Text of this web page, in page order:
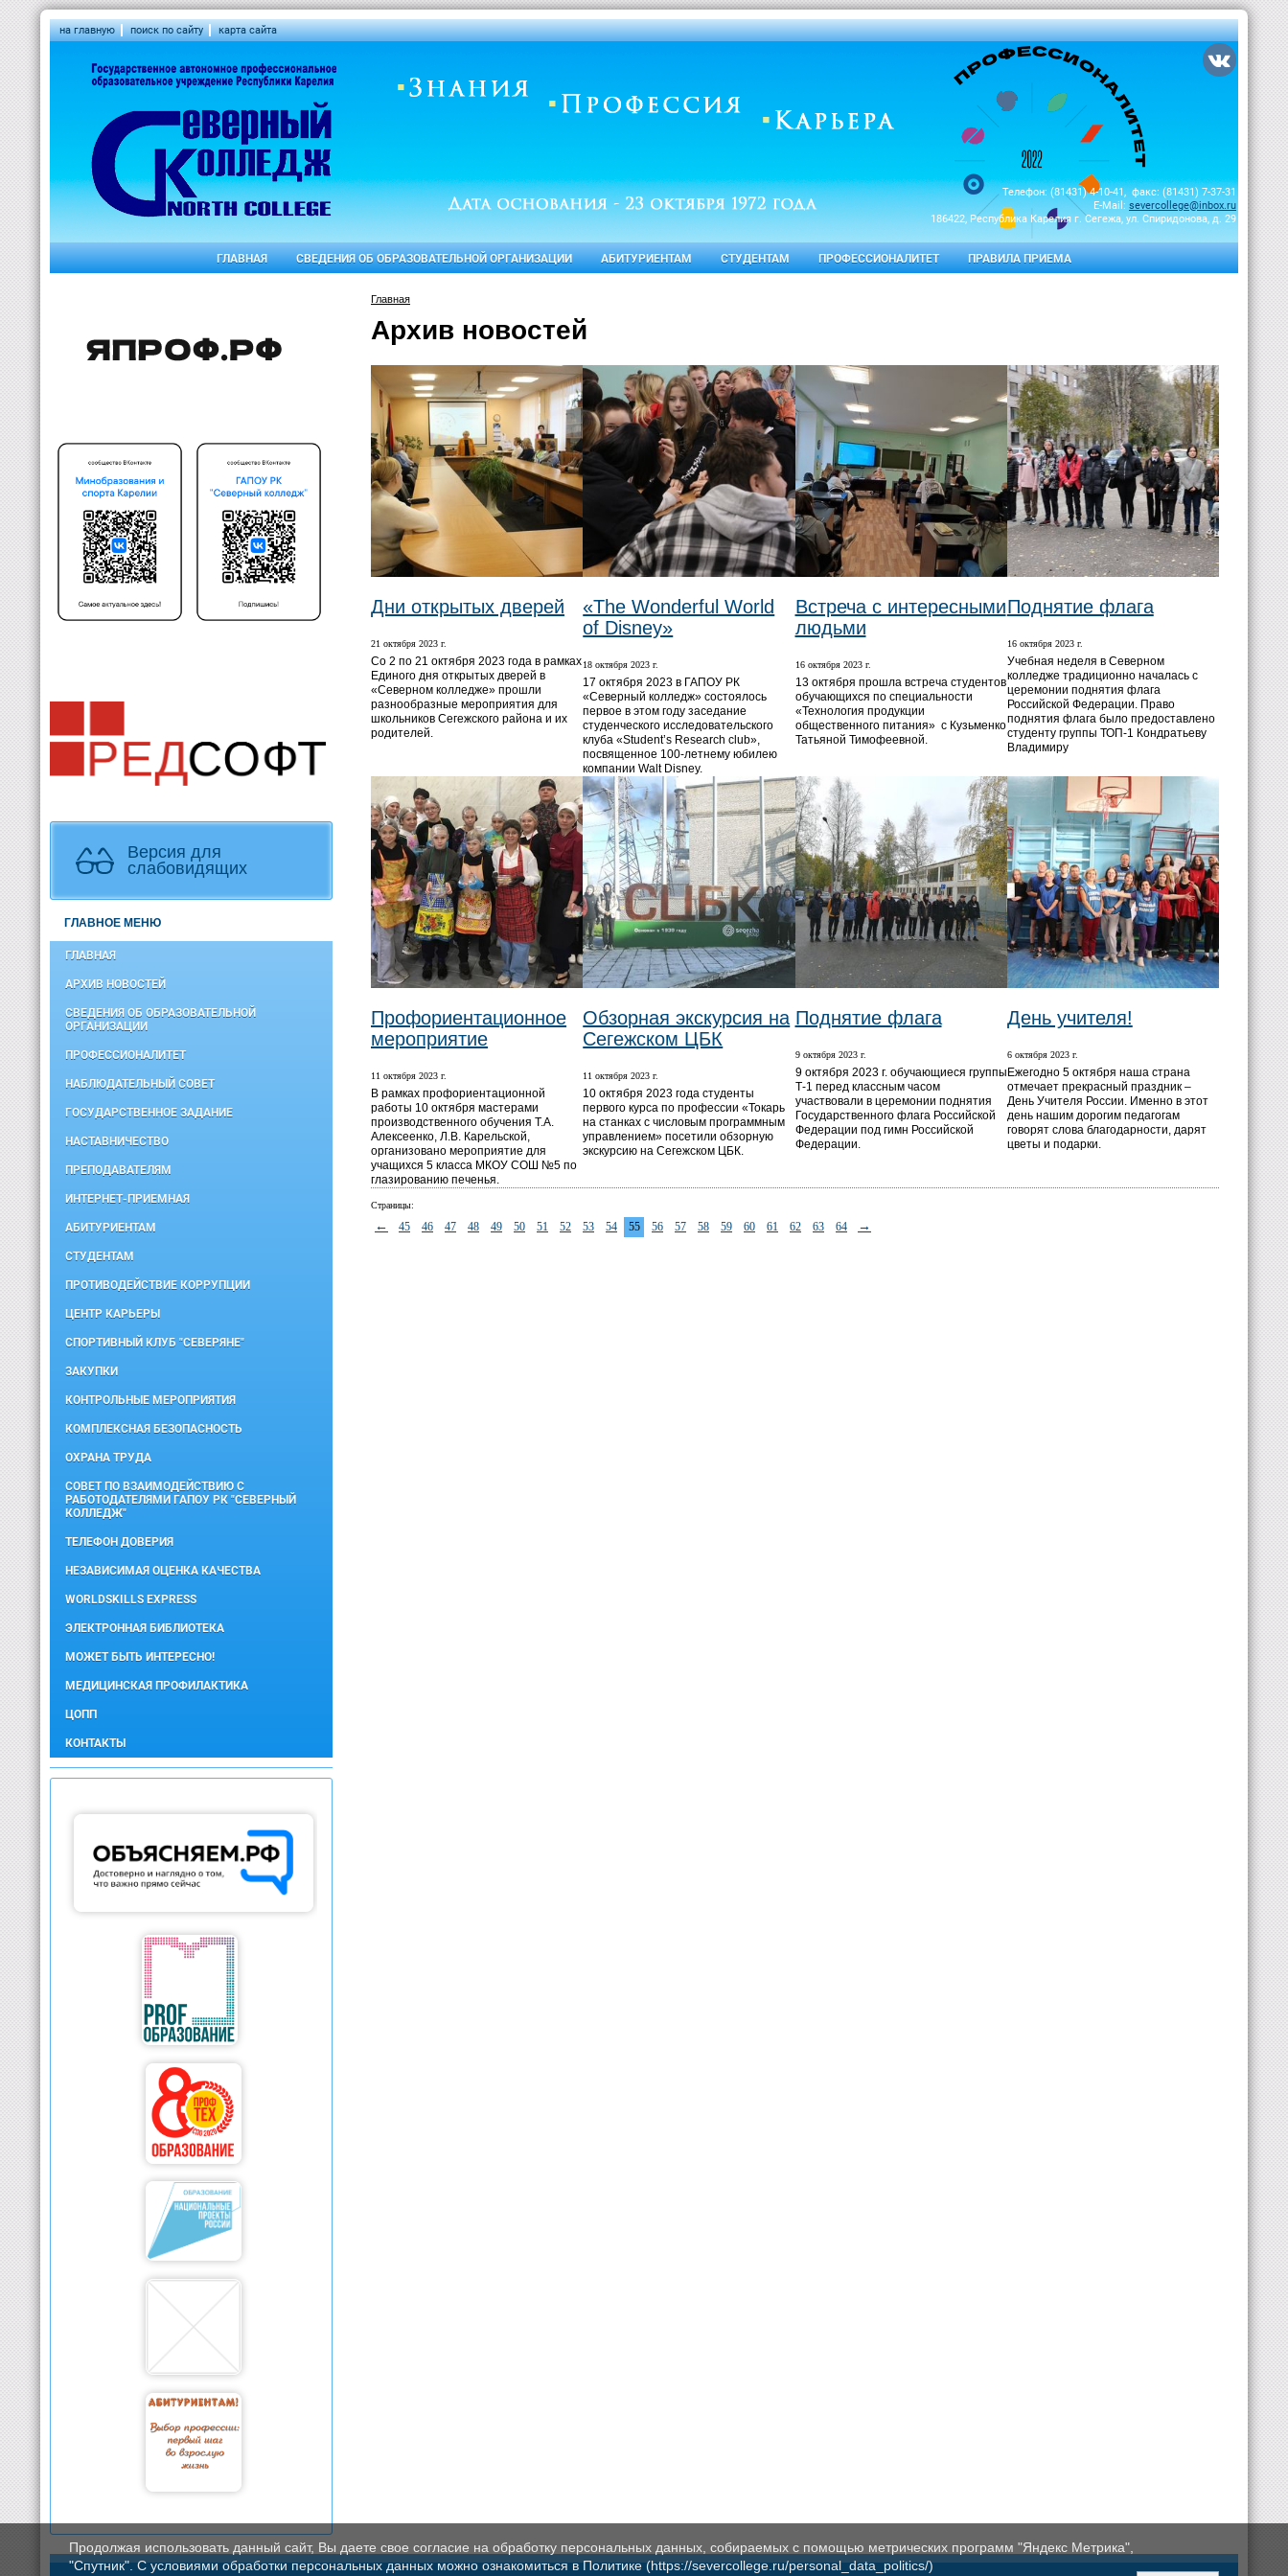
на главную поиск по сайту карта сайта
Телефон: (81431) 4-10-41, факс: (81431) 7-37-31
E-Mail: severcollege@inbox.ru
186422, Республика Карелия г. Сегежа, ул. Спиридонова, д. 29
ГЛАВНАЯ СВЕДЕНИЯ ОБ ОБРАЗОВАТЕЛЬНОЙ ОРГАНИЗАЦИИ АБИТУРИЕНТАМ СТУДЕНТАМ ПРОФЕССИОНАЛИТЕТ ПРАВИЛА ПРИЕМА
Версия для
слабовидящих
ГЛАВНОЕ МЕНЮ
ГЛАВНАЯ
АРХИВ НОВОСТЕЙ
СВЕДЕНИЯ ОБ ОБРАЗОВАТЕЛЬНОЙ
ОРГАНИЗАЦИИ
ПРОФЕССИОНАЛИТЕТ
НАБЛЮДАТЕЛЬНЫЙ СОВЕТ
ГОСУДАРСТВЕННОЕ ЗАДАНИЕ
НАСТАВНИЧЕСТВО
ПРЕПОДАВАТЕЛЯМ
ИНТЕРНЕТ-ПРИЕМНАЯ
АБИТУРИЕНТАМ
СТУДЕНТАМ
ПРОТИВОДЕЙСТВИЕ КОРРУПЦИИ
ЦЕНТР КАРЬЕРЫ
СПОРТИВНЫЙ КЛУБ "СЕВЕРЯНЕ"
ЗАКУПКИ
КОНТРОЛЬНЫЕ МЕРОПРИЯТИЯ
КОМПЛЕКСНАЯ БЕЗОПАСНОСТЬ
ОХРАНА ТРУДА
СОВЕТ ПО ВЗАИМОДЕЙСТВИЮ С
РАБОТОДАТЕЛЯМИ ГАПОУ РК "СЕВЕРНЫЙ
КОЛЛЕДЖ"
ТЕЛЕФОН ДОВЕРИЯ
НЕЗАВИСИМАЯ ОЦЕНКА КАЧЕСТВА
WORLDSKILLS EXPRESS
ЭЛЕКТРОННАЯ БИБЛИОТЕКА
МОЖЕТ БЫТЬ ИНТЕРЕСНО!
МЕДИЦИНСКАЯ ПРОФИЛАКТИКА
ЦОПП
КОНТАКТЫ
Главная
Архив новостей
Дни открытых дверей
21 октября 2023 г.
Со 2 по 21 октября 2023 года в рамках
Единого дня открытых дверей в
«Северном колледже» прошли
разнообразные мероприятия для
школьников Сегежского района и их
родителей.
«The Wonderful World
of Disney»
18 октября 2023 г.
17 октября 2023 в ГАПОУ РК
«Северный колледж» состоялось
первое в этом году заседание
студенческого исследовательского
клуба «Student’s Research club»,
посвященное 100-летнему юбилею
компании Walt Disney.
Встреча с интересными
людьми
16 октября 2023 г.
​​​​​​​13 октября прошла встреча студентов
обучающихся по специальности
«Технология продукции
общественного питания» с Кузьменко
Татьяной Тимофеевной.
Поднятие флага
16 октября 2023 г.
Учебная неделя в Северном
колледже традиционно началась с
церемонии поднятия флага
Российской Федерации. Право
поднятия флага было предоставлено
студенту группы ТОП-1 Кондратьеву
Владимиру
Профориентационное
мероприятие
11 октября 2023 г.
В рамках профориентационной
работы 10 октября мастерами
производственного обучения Т.А.
Алексеенко, Л.В. Карельской,
организовано мероприятие для
учащихся 5 класса МКОУ СОШ №5 по
глазированию печенья.
Обзорная экскурсия на
Сегежском ЦБК
11 октября 2023 г.
10 октября 2023 года студенты
первого курса по профессии «Токарь
на станках с числовым программным
управлением» посетили обзорную
экскурсию на Сегежском ЦБК.
Поднятие флага
9 октября 2023 г.
9 октября 2023 г. обучающиеся группы
Т-1 перед классным часом
участвовали в церемонии поднятия
Государственного флага Российской
Федерации под гимн Российской
Федерации.
День учителя!
6 октября 2023 г.
Ежегодно 5 октября наша страна
отмечает прекрасный праздник –
День Учителя России. Именно в этот
день нашим дорогим педагогам
говорят слова благодарности, дарят
цветы и подарки.
Страницы:
← 45 46 47 48 49 50 51 52 53 54 55 56 57 58 59 60 61 62 63 64 →
Продолжая использовать данный сайт, Вы даете свое согласие на обработку персональных данных, собираемых с помощью метрических программ "Яндекс Метрика",
"Спутник". С условиями обработки персональных данных можно ознакомиться в Политике (https://severcollege.ru/personal_data_politics/)